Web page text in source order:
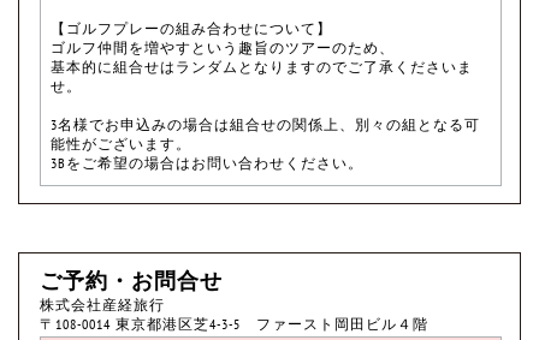
【ゴルフプレーの組み合わせについて】
ゴルフ仲間を増やすという趣旨のツアーのため、
基本的に組合せはランダムとなりますのでご了承くださいま
せ。
3名様でお申込みの場合は組合せの関係上、別々の組となる可
能性がございます。
3Bをご希望の場合はお問い合わせください。
ご予約・お問合せ
株式会社産経旅行
〒108-0014 東京都港区芝4-3-5 ファースト岡田ビル４階